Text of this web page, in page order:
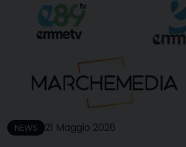
content
NEWS 21 Maggio 2026